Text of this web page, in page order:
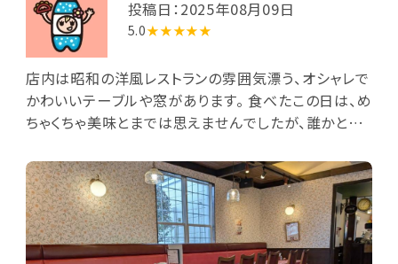
投稿日：2025年08月09日
5.0★★★★★
店内は昭和の洋風レストランの雰囲気漂う、オシャレで
かわいいテーブルや窓があります。 食べたこの日は、め
ちゃくちゃ美味とまでは思えませんでしたが、誰かと話
す。